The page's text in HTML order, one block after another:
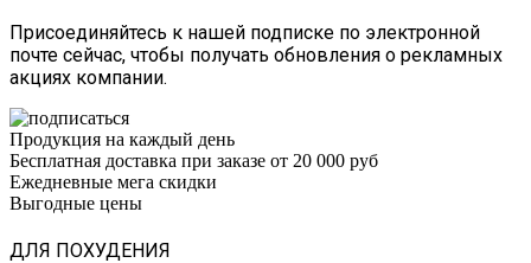
Присоединяйтесь к нашей подписке по электронной
почте сейчас, чтобы получать обновления о рекламных
акциях компании.
Продукция на каждый день
Бесплатная доставка при заказе от 20 000 руб
Ежедневные мега скидки
Выгодные цены
ДЛЯ ПОХУДЕНИЯ